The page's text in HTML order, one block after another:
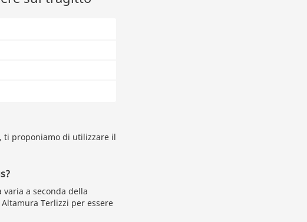
ti proponiamo di utilizzare il
a seconda della
Terlizzi per essere